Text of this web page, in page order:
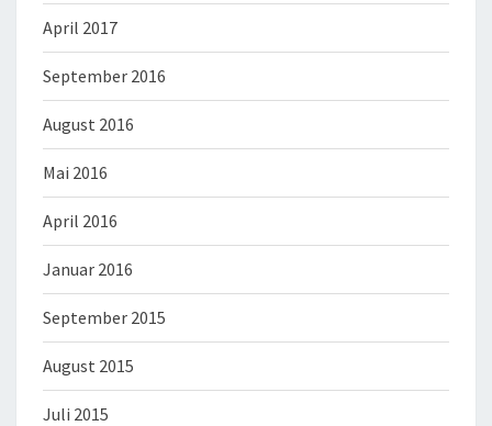
April 2017
September 2016
August 2016
Mai 2016
April 2016
Januar 2016
September 2015
August 2015
Juli 2015